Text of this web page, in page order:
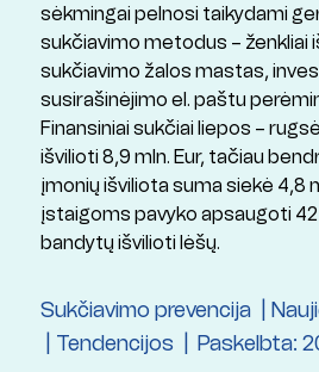
sėkmingai pelnosi taikydami
sukčiavimo metodus – ženkliai
sukčiavimo žalos mastas,
susirašinėjimo el. paštu
Finansiniai sukčiai liepos –
išvilioti 8,9 mln. Eur, tačiau
įmonių išviliota suma siekė 4,8
įstaigoms pavyko apsaugoti
bandytų išvilioti lėšų.
Sukčiavimo prevencija
Tendencijos
Paskelbta: